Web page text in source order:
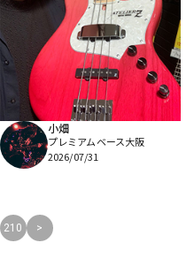
小畑
プレミアムベース大阪
2026/07/31
210 >